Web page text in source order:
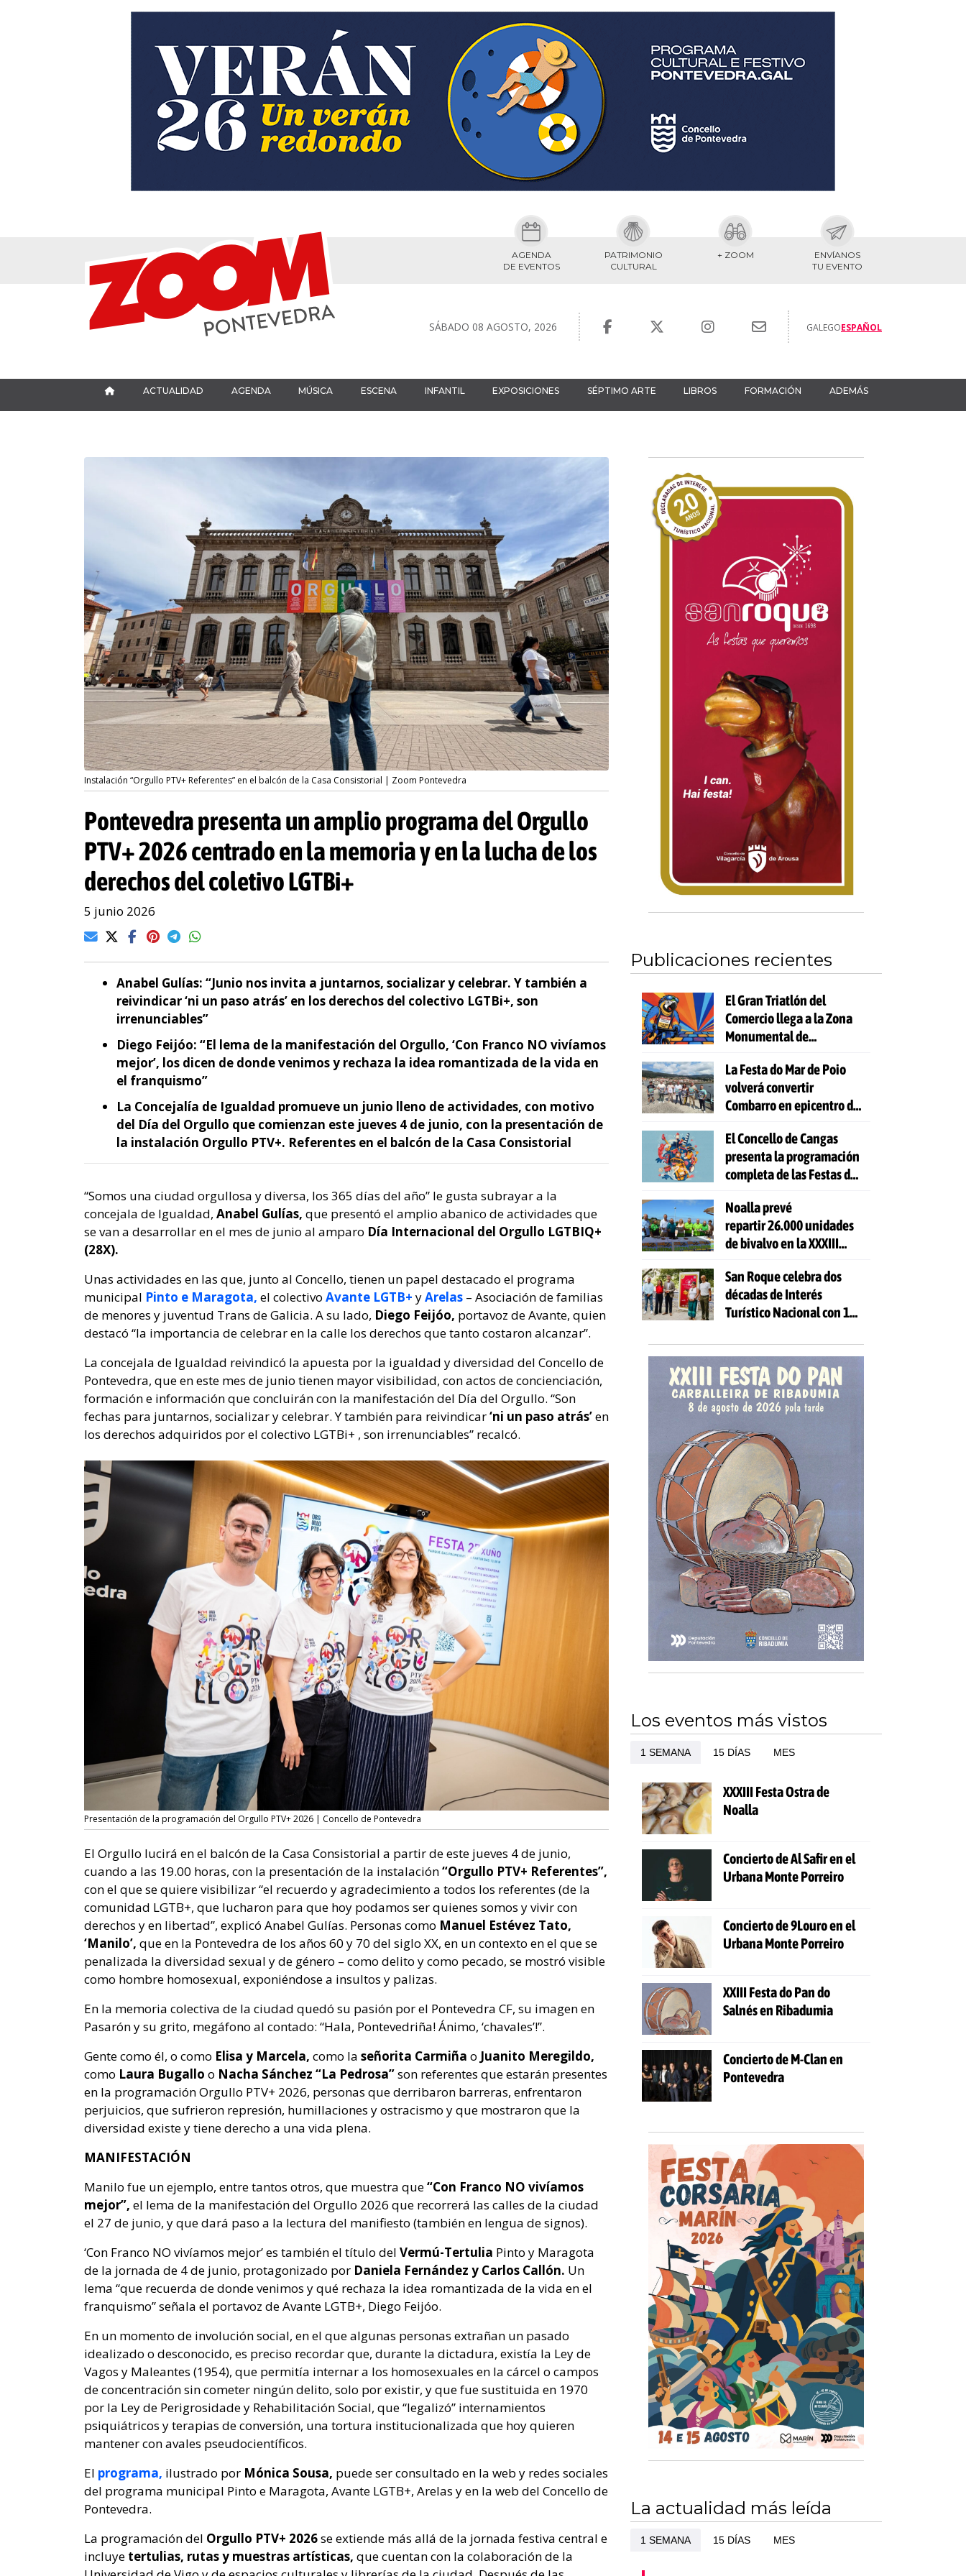
AGENDA
DE EVENTOS
PATRIMONIO
CULTURAL
+ ZOOM
ENVÍANOS
TU EVENTO
SÁBADO 08 AGOSTO, 2026 GALEGOESPAÑOL
ACTUALIDAD AGENDA MÚSICA ESCENA INFANTIL EXPOSICIONES SÉPTIMO ARTE LIBROS FORMACIÓN ADEMÁS
Instalación “Orgullo PTV+ Referentes” en el balcón de la Casa Consistorial | Zoom Pontevedra
Pontevedra presenta un amplio programa del Orgullo
PTV+ 2026 centrado en la memoria y en la lucha de los
derechos del coletivo LGTBi+
5 junio 2026
Anabel Gulías: “Junio nos invita a juntarnos, socializar y celebrar. Y también a
reivindicar ‘ni un paso atrás’ en los derechos del colectivo LGTBi+, son
irrenunciables”
Diego Feijóo: “El lema de la manifestación del Orgullo, ‘Con Franco NO vivíamos
mejor’, los dicen de donde venimos y rechaza la idea romantizada de la vida en
el franquismo”
La Concejalía de Igualdad promueve un junio lleno de actividades, con motivo
del Día del Orgullo que comienzan este jueves 4 de junio, con la presentación de
la instalación Orgullo PTV+. Referentes en el balcón de la Casa Consistorial
“Somos una ciudad orgullosa y diversa, los 365 días del año” le gusta subrayar a la
concejala de Igualdad, Anabel Gulías, que presentó el amplio abanico de actividades que
se van a desarrollar en el mes de junio al amparo Día Internacional del Orgullo LGTBIQ+
(28X).
Unas actividades en las que, junto al Concello, tienen un papel destacado el programa
municipal Pinto e Maragota, el colectivo Avante LGTB+ yArelas – Asociación de familias
de menores y juventud Trans de Galicia. A su lado, Diego Feijóo, portavoz de Avante, quien
destacó “la importancia de celebrar en la calle los derechos que tanto costaron alcanzar”.
La concejala de Igualdad reivindicó la apuesta por la igualdad y diversidad del Concello de
Pontevedra, que en este mes de junio tienen mayor visibilidad, con actos de concienciación,
formación e información que concluirán con la manifestación del Día del Orgullo. “Son
fechas para juntarnos, socializar y celebrar. Y también para reivindicar‘ni un paso atrás’en
los derechos adquiridos por el colectivo LGTBi+ , son irrenunciables” recalcó.
Presentación de la programación del Orgullo PTV+ 2026 | Concello de Pontevedra
El Orgullo lucirá en el balcón de la Casa Consistorial a partir de este jueves 4 de junio,
cuando a las 19.00 horas, con la presentación de la instalación“Orgullo PTV+ Referentes”,
con el que se quiere visibilizar “el recuerdo y agradecimiento a todos los referentes (de la
comunidad LGTB+, que lucharon para que hoy podamos ser quienes somos y vivir con
derechos y en libertad”, explicó Anabel Gulías. Personas como Manuel Estévez Tato,
‘Manilo’, que en la Pontevedra de los años 60 y 70 del siglo XX, en un contexto en el que se
penalizada la diversidad sexual y de género – como delito y como pecado, se mostró visible
como hombre homosexual, exponiéndose a insultos y palizas.
En la memoria colectiva de la ciudad quedó su pasión por el Pontevedra CF, su imagen en
Pasarón y su grito, megáfono al contado: “Hala, Pontevedriña! Ánimo, ‘chavales’!”.
Gente como él, o como Elisa y Marcela, como la señorita Carmiña o Juanito Meregildo,
como Laura Bugallo o Nacha Sánchez “La Pedrosa”son referentes que estarán presentes
en la programación Orgullo PTV+ 2026, personas que derribaron barreras, enfrentaron
perjuicios, que sufrieron represión, humillaciones y ostracismo y que mostraron que la
diversidad existe y tiene derecho a una vida plena.
MANIFESTACIÓN
Manilo fue un ejemplo, entre tantos otros, que muestra que“Con Franco NO vivíamos
mejor”, el lema de la manifestación del Orgullo 2026 que recorrerá las calles de la ciudad
el 27 de junio, y que dará paso a la lectura del manifiesto (también en lengua de signos).
‘Con Franco NO vivíamos mejor’ es también el título del Vermú-Tertulia Pinto y Maragota
de la jornada de 4 de junio, protagonizado por Daniela Fernández y Carlos Callón. Un
lema “que recuerda de donde venimos y qué rechaza la idea romantizada de la vida en el
franquismo” señala el portavoz de Avante LGTB+, Diego Feijóo.
En un momento de involución social, en el que algunas personas extrañan un pasado
idealizado o desconocido, es preciso recordar que, durante la dictadura, existía la Ley de
Vagos y Maleantes (1954), que permitía internar a los homosexuales en la cárcel o campos
de concentración sin cometer ningún delito, solo por existir, y que fue sustituida en 1970
por la Ley de Perigrosidade y Rehabilitación Social, que “legalizó” internamientos
psiquiátricos y terapias de conversión, una tortura institucionalizada que hoy quieren
mantener con avales pseudocientíficos.
El programa, ilustrado por Mónica Sousa, puede ser consultado en la web y redes sociales
del programa municipal Pinto e Maragota, Avante LGTB+, Arelas y en la web del Concello de
Pontevedra.
La programación del Orgullo PTV+ 2026se extiende más allá de la jornada festiva central e
incluye tertulias, rutas y muestras artísticas, que cuentan con la colaboración de la
Publicaciones recientes
El Gran Triatlón del
Comercio llega a la Zona
Monumental de
La Festa do Mar de Poio
volverá convertir
Combarro en epicentro de
El Concello de Cangas
presenta la programación
completa de las Festas do
Noalla prevé
repartir 26.000 unidades
de bivalvo en la XXXIII
San Roque celebra dos
décadas de Interés
Turístico Nacional con 10
actividades gratuitas
Los eventos más vistos
1 SEMANA 15 DÍAS MES
XXXIII Festa Ostra de
Noalla
Concierto de Al Safir en el
Urbana Monte Porreiro
Concierto de 9Louro en el
Urbana Monte Porreiro
XXIII Festa do Pan do
Salnés en Ribadumia
Concierto de M-Clan en
Pontevedra
La actualidad más leída
1 SEMANA 15 DÍAS MES